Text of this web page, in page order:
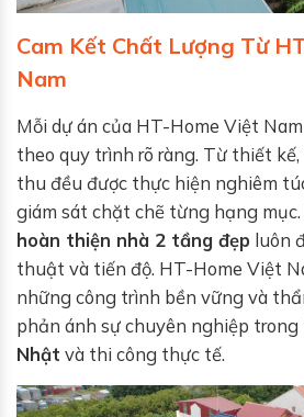
Cam Kết Chất Lượng Từ
Nam
Mỗi dự án của HT-Home Việt
theo quy trình rõ ràng. Từ thiết
thu đều được thực hiện nghiêm
giám sát chặt chẽ từng hạng
hoàn thiện nhà 2 tầng đẹp luôn
thuật và tiến độ. HT-Home Việt
những công trình bền vững và
phản ánh sự chuyên nghiệp trong
Nhật và thi công thực tế.